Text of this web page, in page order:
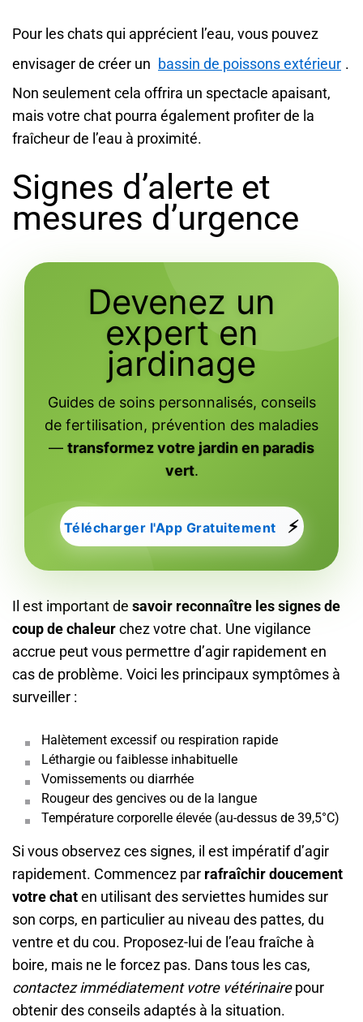
Pour les chats qui apprécient l’eau, vous pouvez
envisager de créer un bassin de poissons extérieur .
Non seulement cela offrira un spectacle apaisant,
mais votre chat pourra également profiter de la
fraîcheur de l’eau à proximité.
Signes d’alerte et
mesures d’urgence
Devenez un
expert en
jardinage
Guides de soins personnalisés, conseils
de fertilisation, prévention des maladies
— transformez votre jardin en paradis
vert.
Télécharger l'App Gratuitement ⚡
Il est important de savoir reconnaître les signes de
coup de chaleurchez votre chat. Une vigilance
accrue peut vous permettre d’agir rapidement en
cas de problème. Voici les principaux symptômes à
surveiller :
Halètement excessif ou respiration rapide
Léthargie ou faiblesse inhabituelle
Vomissements ou diarrhée
Rougeur des gencives ou de la langue
Température corporelle élevée (au-dessus de 39,5°C)
Si vous observez ces signes, il est impératif d’agir
rapidement. Commencez par rafraîchir doucement
votre chaten utilisant des serviettes humides sur
son corps, en particulier au niveau des pattes, du
ventre et du cou. Proposez-lui de l’eau fraîche à
boire, mais ne le forcez pas. Dans tous les cas,
contactez immédiatement votre vétérinairepour
obtenir des conseils adaptés à la situation.